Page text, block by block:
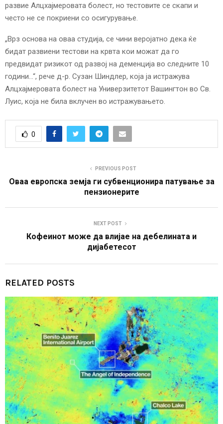
развие Алцхајмеровата болест, но тестовите се скапи и
често не се покриени со осигурување.
„Врз основа на оваа студија, се чини веројатно дека ќе
бидат развиени тестови на крвта кои можат да го
предвидат ризикот од развој на деменција во следните 10
години…“, рече д-р. Сузан Шиндлер, која ја истражува
Алцхајмеровата болест на Универзитетот Вашингтон во Св.
Луис, која не била вклучен во истражувањето.
0
PREVIOUS POST
Оваа европска земја ги субвенционира патување за
пензионерите
NEXT POST
Кофеинот може да влијае на дебелината и
дијабетесот
RELATED POSTS